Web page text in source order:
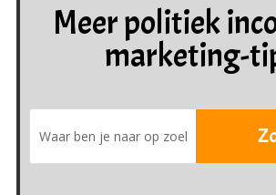
Meer politiek
marketing-